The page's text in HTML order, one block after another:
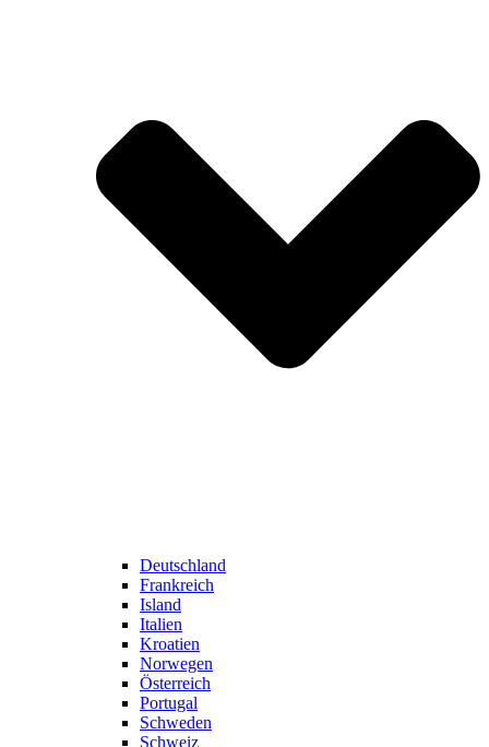
Deutschland
Frankreich
Island
Italien
Kroatien
Norwegen
Österreich
Portugal
Schweden
Schweiz